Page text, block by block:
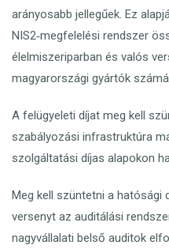
arányosabb jellegűek. Ez
NIS2‑megfelelési rendszer
élelmiszeriparban és valós
magyarországi gyártók
A felügyeleti díjat meg kell
szabályozási infrastruktúra
szolgáltatási díjas alapokon
Meg kell szüntetni a hatósági
versenyt az auditálási
nagyvállalati belső auditok